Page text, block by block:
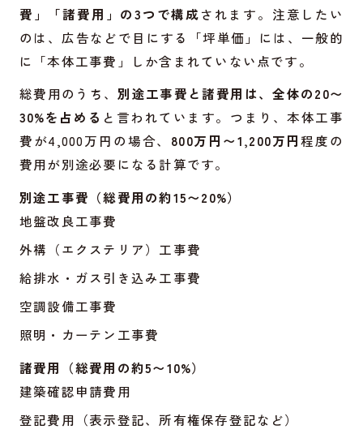
費」「諸費用」の3つで構成されます。注意したい
のは、広告などで目にする「坪単価」には、一般的
に「本体工事費」しか含まれていない点です。
総費用のうち、別途工事費と諸費用は、全体の20〜
30%を占める と言われています。つまり、本体工事
費が4,000万円の場合、 800万円〜1,200万円程度の
費用が別途必要になる計算です。
別途工事費（総費用の約15〜20%）
地盤改良工事費
外構（エクステリア）工事費
給排水・ガス引き込み工事費
空調設備工事費
照明・カーテン工事費
諸費用（総費用の約5〜10%）
建築確認申請費用
登記費用（表示登記、所有権保存登記など）